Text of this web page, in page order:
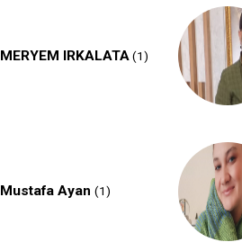
MERYEM IRKALATA(1)
Mustafa Ayan(1)